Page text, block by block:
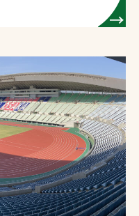
困りの方へ